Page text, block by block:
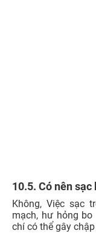
10.5. Có nên
Không, Việc sạc
mạch, hư hỏng
chí có thể gây